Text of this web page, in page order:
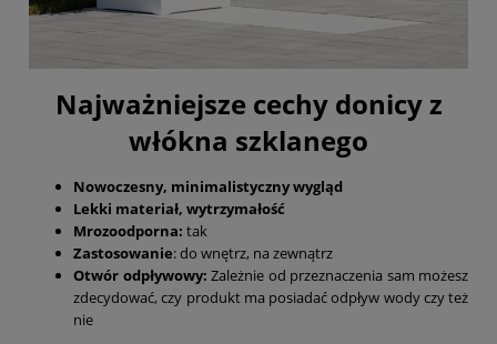
Najważniejsze cechy donicy z
włókna szklanego
Nowoczesny, minimalistyczny wygląd
Lekki materiał, wytrzymałość
Mrozoodporna: tak
Zastosowanie: do wnętrz, na zewnątrz
Otwór odpływowy: Zależnie od przeznaczenia sam możesz
zdecydować, czy produkt ma posiadać odpływ wody czy też
nie